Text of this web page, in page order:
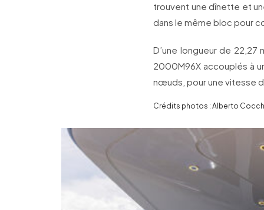
trouvent une dînette et
dans le même bloc pour
D’une longueur de
2000M96X accouplés à
nœuds, pour une vitesse
Crédits photos : Alberto